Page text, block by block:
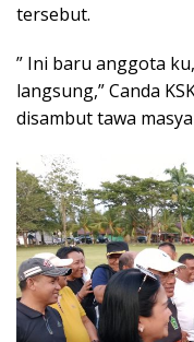
tersebut.
” Ini baru anggota
langsung,” Canda
disambut tawa